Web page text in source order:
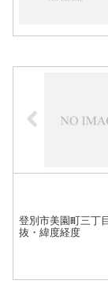
登別市美園町三丁
抜・緯度経度